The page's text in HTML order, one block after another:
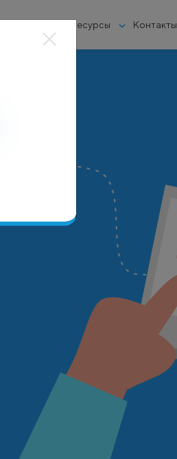
Ресурсы Контакты